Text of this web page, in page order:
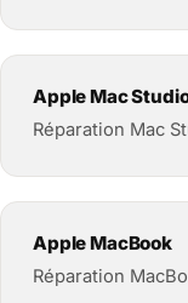
Apple Mac
Réparation Mac
Apple MacBook
Réparation